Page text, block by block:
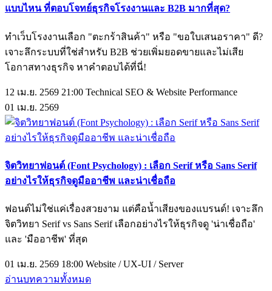
แบบไหน ที่ตอบโจทย์ธุรกิจโรงงานและ B2B มากที่สุด?
ทำเว็บโรงงานเลือก "ตะกร้าสินค้า" หรือ "ขอใบเสนอราคา" ดี?
เจาะลึกระบบที่ใช่สำหรับ B2B ช่วยเพิ่มยอดขายและไม่เสีย
โอกาสทางธุรกิจ หาคำตอบได้ที่นี่!
12 เม.ย. 2569 21:00 Technical SEO & Website Performance
01 เม.ย. 2569
จิตวิทยาฟอนต์ (Font Psychology) : เลือก Serif หรือ Sans Serif
อย่างไรให้ธุรกิจดูมืออาชีพ และน่าเชื่อถือ
ฟอนต์ไม่ใช่แค่เรื่องสวยงาม แต่คือน้ำเสียงของแบรนด์! เจาะลึก
จิตวิทยา Serif vs Sans Serif เลือกอย่างไรให้ธุรกิจดู 'น่าเชื่อถือ'
และ 'มืออาชีพ' ที่สุด
01 เม.ย. 2569 18:00 Website / UX-UI / Server
อ่านบทความทั้งหมด